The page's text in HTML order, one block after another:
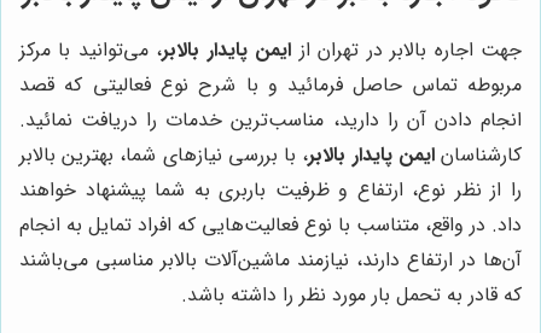
جهت اجاره بالابر در تهران از ایمن پایدار بالابر، می‌توانید با مرکز
مربوطه تماس حاصل فرمائید و با شرح نوع فعالیتی که قصد
انجام دادن آن را دارید، مناسب‌ترین خدمات را دریافت نمائید.
کارشناسانایمن پایدار بالابر، با بررسی نیازهای شما، بهترین بالابر
را از نظر نوع، ارتفاع و ظرفیت باربری به شما پیشنهاد خواهند
داد. در واقع، متناسب با نوع فعالیت‌هایی که افراد تمایل به انجام
آن‌ها در ارتفاع دارند، نیازمند ماشین‌آلات بالابر مناسبی می‌باشند
که قادر به تحمل بار مورد نظر را داشته باشد.